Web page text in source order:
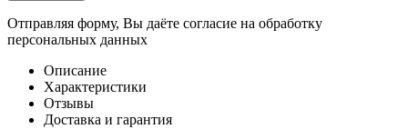
Отправляя форму, Вы даёте согласие на обработку
персональных данных
Описание
Характеристики
Отзывы
Доставка и гарантия